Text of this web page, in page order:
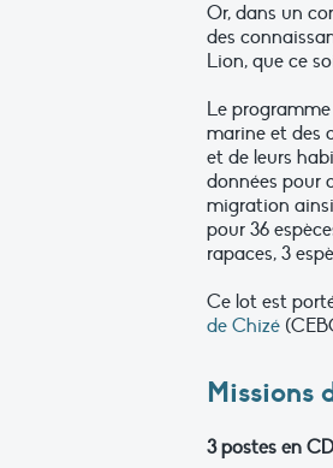
Or, dans un
des
Lion, que ce
Le
marine et des
et de leurs
données pour
migration
pour 36
rapaces, 3
Ce lot est
de Chizé
Missions
3 postes en